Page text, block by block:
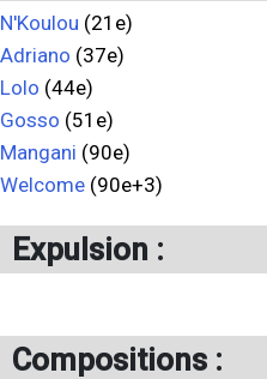
N'Koulou (21e)
Adriano (37e)
Lolo (44e)
Gosso (51e)
Mangani (90e)
Welcome (90e+3)
Expulsion :
Compositions :